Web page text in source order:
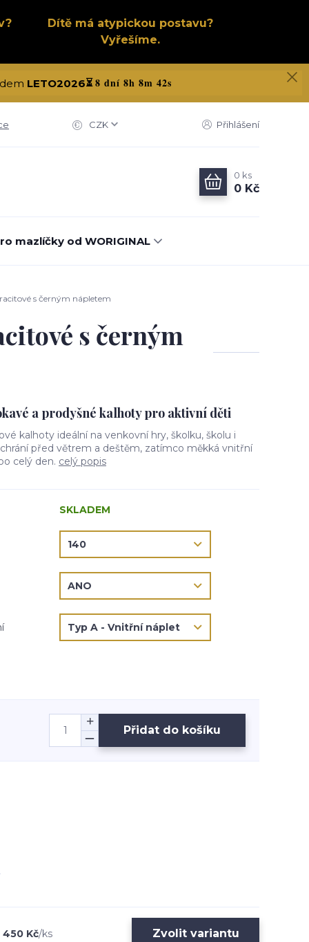
Dítě má atypickou postavu?
Vyřešíme.
LETO2026⏳8 dní 8h 8m 41s
CZK Přihlášení
0 ks
0 Kč
mazlíčky od WORIGINAL
s černým nápletem
s černým
a prodyšné kalhoty pro aktivní děti
kalhoty ideální na venkovní hry, školku, školu i
před větrem a deštěm, zatímco měkká vnitřní
celý den. celý popis
SKLADEM
Přidat do košíku
450 Kč/ks Zvolit variantu